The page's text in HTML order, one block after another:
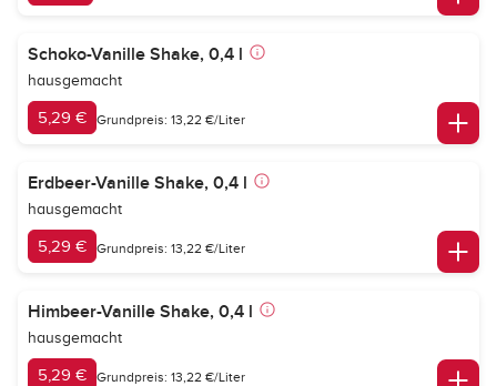
Schoko-Vanille Shake, 0,4 l
hausgemacht
5,29 € Grundpreis: 13,22 €/Liter
Erdbeer-Vanille Shake, 0,4 l
hausgemacht
5,29 € Grundpreis: 13,22 €/Liter
Himbeer-Vanille Shake, 0,4 l
hausgemacht
5,29 € Grundpreis: 13,22 €/Liter